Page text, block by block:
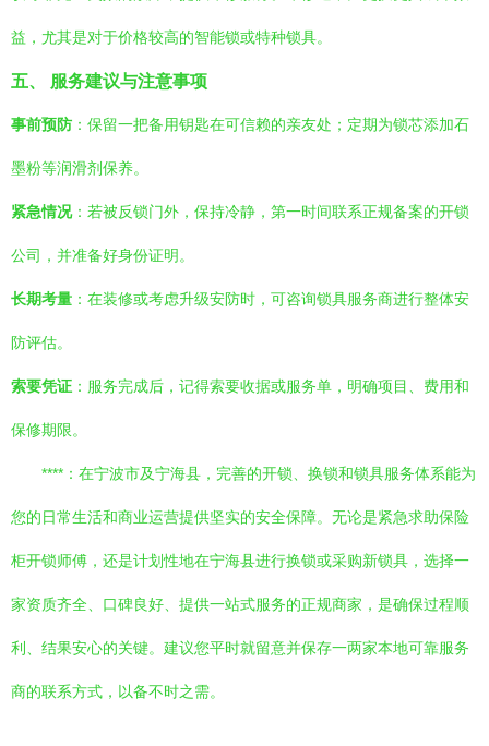
益，尤其是对于价格较高的智能锁或特种锁具。
五、 服务建议与注意事项
事前预防 ：保留一把备用钥匙在可信赖的亲友处；定期为锁芯添加石
墨粉等润滑剂保养。
紧急情况：若被反锁门外，保持冷静，第一时间联系正规备案的开锁
公司，并准备好身份证明。
长期考量 ：在装修或考虑升级安防时，可咨询锁具服务商进行整体安
防评估。
索要凭证 ：服务完成后，记得索要收据或服务单，明确项目、费用和
保修期限。
****：在宁波市及宁海县，完善的开锁、换锁和锁具服务体系能为
您的日常生活和商业运营提供坚实的安全保障。无论是紧急求助保险
柜开锁师傅，还是计划性地在宁海县进行换锁或采购新锁具，选择一
家资质齐全、口碑良好、提供一站式服务的正规商家，是确保过程顺
利、结果安心的关键。建议您平时就留意并保存一两家本地可靠服务
商的联系方式，以备不时之需。